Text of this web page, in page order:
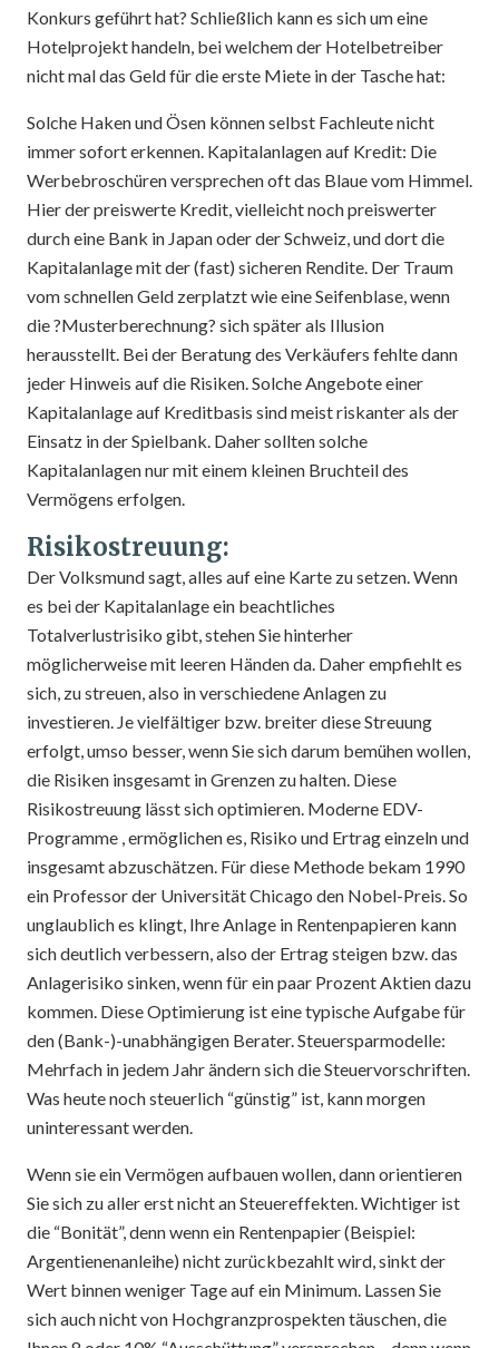
Konkurs geführt hat? Schließlich kann es sich um eine
Hotelprojekt handeln, bei welchem der Hotelbetreiber
nicht mal das Geld für die erste Miete in der Tasche hat:
Solche Haken und Ösen können selbst Fachleute nicht
immer sofort erkennen. Kapitalanlagen auf Kredit: Die
Werbebroschüren versprechen oft das Blaue vom Himmel.
Hier der preiswerte Kredit, vielleicht noch preiswerter
durch eine Bank in Japan oder der Schweiz, und dort die
Kapitalanlage mit der (fast) sicheren Rendite. Der Traum
vom schnellen Geld zerplatzt wie eine Seifenblase, wenn
die ?Musterberechnung? sich später als Illusion
herausstellt. Bei der Beratung des Verkäufers fehlte dann
jeder Hinweis auf die Risiken. Solche Angebote einer
Kapitalanlage auf Kreditbasis sind meist riskanter als der
Einsatz in der Spielbank. Daher sollten solche
Kapitalanlagen nur mit einem kleinen Bruchteil des
Vermögens erfolgen.
Risikostreuung:
Der Volksmund sagt, alles auf eine Karte zu setzen. Wenn
es bei der Kapitalanlage ein beachtliches
Totalverlustrisiko gibt, stehen Sie hinterher
möglicherweise mit leeren Händen da. Daher empfiehlt es
sich, zu streuen, also in verschiedene Anlagen zu
investieren. Je vielfältiger bzw. breiter diese Streuung
erfolgt, umso besser, wenn Sie sich darum bemühen wollen,
die Risiken insgesamt in Grenzen zu halten. Diese
Risikostreuung lässt sich optimieren. Moderne EDV-
Programme , ermöglichen es, Risiko und Ertrag einzeln und
insgesamt abzuschätzen. Für diese Methode bekam 1990
ein Professor der Universität Chicago den Nobel-Preis. So
unglaublich es klingt, Ihre Anlage in Rentenpapieren kann
sich deutlich verbessern, also der Ertrag steigen bzw. das
Anlagerisiko sinken, wenn für ein paar Prozent Aktien dazu
kommen. Diese Optimierung ist eine typische Aufgabe für
den (Bank-)-unabhängigen Berater. Steuersparmodelle:
Mehrfach in jedem Jahr ändern sich die Steuervorschriften.
Was heute noch steuerlich “günstig” ist, kann morgen
uninteressant werden.
Wenn sie ein Vermögen aufbauen wollen, dann orientieren
Sie sich zu aller erst nicht an Steuereffekten. Wichtiger ist
die “Bonität”, denn wenn ein Rentenpapier (Beispiel:
Argentienenanleihe) nicht zurückbezahlt wird, sinkt der
Wert binnen weniger Tage auf ein Minimum. Lassen Sie
sich auch nicht von Hochgranzprospekten täuschen, die